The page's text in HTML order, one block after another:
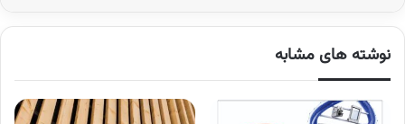
نوشته های مشابه